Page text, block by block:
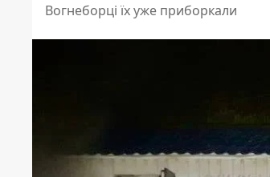
Вогнеборці їх уже приборкали